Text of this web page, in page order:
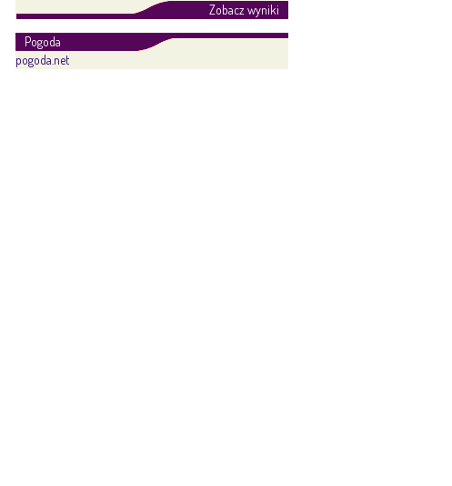
Zobacz wyniki
Pogoda
pogoda.net